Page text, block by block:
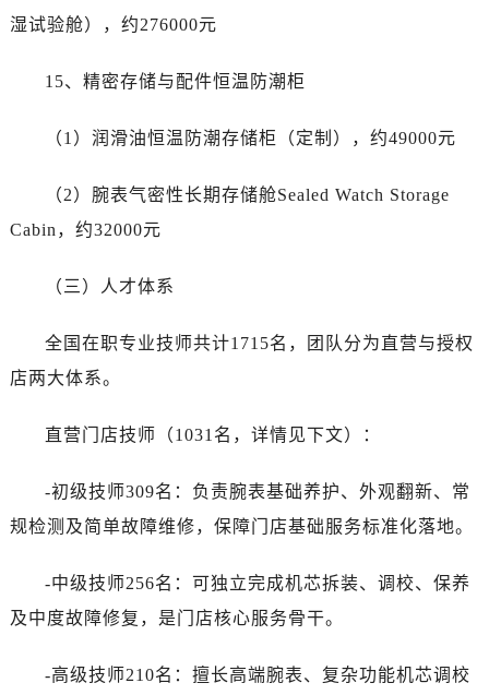
湿试验舱），约276000元
15、精密存储与配件恒温防潮柜
（1）润滑油恒温防潮存储柜（定制），约49000元
（2）腕表气密性长期存储舱Sealed Watch Storage
Cabin，约32000元
（三）人才体系
全国在职专业技师共计1715名，团队分为直营与授权
店两大体系。
直营门店技师（1031名，详情见下文）：
-初级技师309名：负责腕表基础养护、外观翻新、常
规检测及简单故障维修，保障门店基础服务标准化落地。
-中级技师256名：可独立完成机芯拆装、调校、保养
及中度故障修复，是门店核心服务骨干。
-高级技师210名：擅长高端腕表、复杂功能机芯调校